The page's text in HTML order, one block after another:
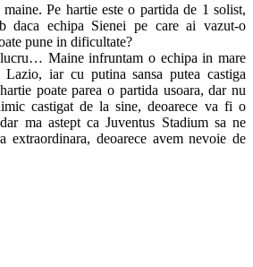
Pe hartie este o partida de 1 solist,
daca echipa Sienei pe care ai vazut-o
pune in dificultate?
lucru… Maine infruntam o echipa in mare
iar cu putina sansa putea castiga
poate parea o partida usoara, dar nu
castigat de la sine, deoarece va fi o
ma astept ca Juventus Stadium sa ne
extraordinara, deoarece avem nevoie de